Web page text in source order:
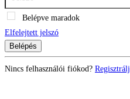
Belépve maradok
Elfelejtett jelszó
Belépés
Nincs felhasználói fiókod? Regisztrálj